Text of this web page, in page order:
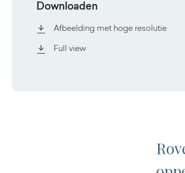
Downloaden
Afbeelding met hoge resolutie
Full view